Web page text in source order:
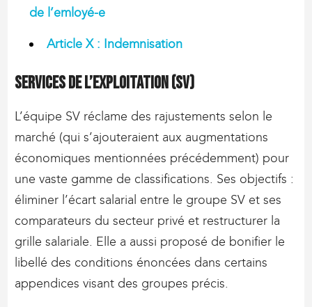
de l’emloyé-e
Article X : Indemnisation
Services de l’exploitation (SV)
L’équipe SV réclame des rajustements selon le
marché (qui s’ajouteraient aux augmentations
économiques mentionnées précédemment) pour
une vaste gamme de classifications. Ses objectifs :
éliminer l’écart salarial entre le groupe SV et ses
comparateurs du secteur privé et restructurer la
grille salariale. Elle a aussi proposé de bonifier le
libellé des conditions énoncées dans certains
appendices visant des groupes précis.